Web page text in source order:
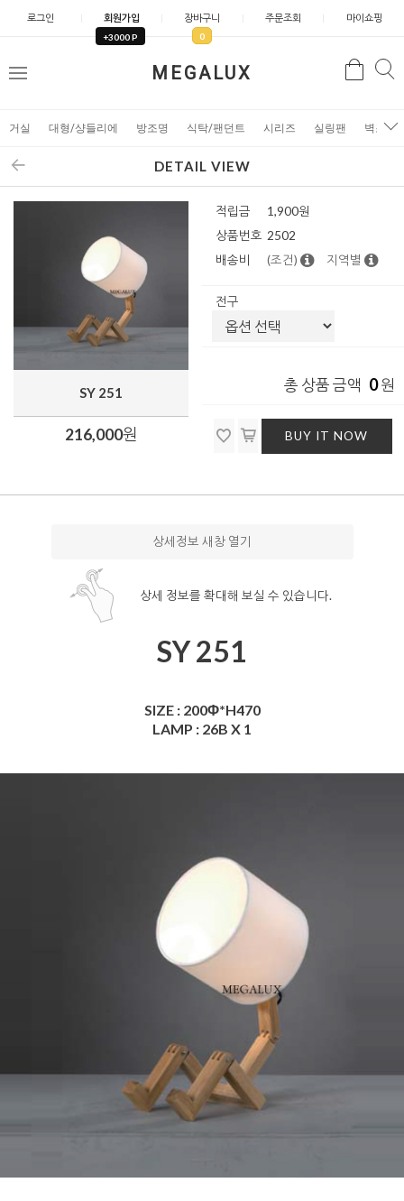
로그인 회원가입
+3000 P
장바구니
0
주문조회 마이쇼핑
MEGALUX
메
검
거실 대형/샹들리에 방조명 식탁/팬던트 시리즈 실링팬 벽조명
DETAIL VIEW
SY 251
216,000원
적립금
1,900원
상품번호 2502
배송비
(조건) 지역별
전구
총 상품 금액 0원
BUY IT NOW
상세정보 새창 열기
상세 정보를 확대해 보실 수 있습니다.
SY 251
SIZE : 200Φ*H470
LAMP : 26B X 1